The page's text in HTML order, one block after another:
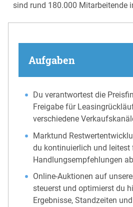
sind rund 180.000 Mitarbeitende
Aufgaben
Du verantwortest die
Freigabe für
verschiedene
Marktund
du kontinuierlich und leitest
Handlungsempfehlungen
Online-Auktionen auf
steuerst und optimierst du
Ergebnisse, Standzeiten und